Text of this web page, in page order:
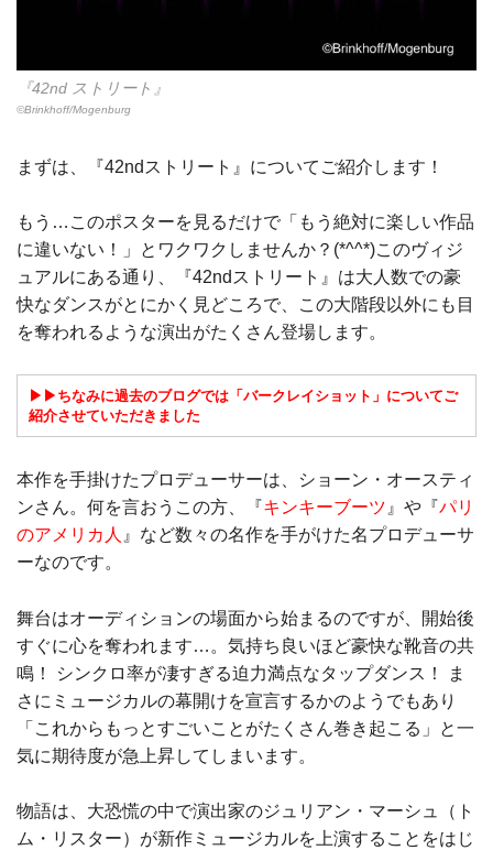
『42nd ストリート』
©Brinkhoff/Mogenburg
まずは、『42ndストリート』についてご紹介します！
もう…このポスターを見るだけで「もう絶対に楽しい作品
に違いない！」とワクワクしませんか？(*^^*)このヴィジ
ュアルにある通り、『42ndストリート』は大人数での豪
快なダンスがとにかく見どころで、この大階段以外にも目
を奪われるような演出がたくさん登場します。
▶︎▶︎ちなみに過去のブログでは「バークレイショット」についてご
紹介させていただきました
本作を手掛けたプロデューサーは、ショーン・オースティ
ンさん。何を言おうこの方、『キンキーブーツ 』や『パリ
のアメリカ人 』など数々の名作を手がけた名プロデューサ
ーなのです。
舞台はオーディションの場面から始まるのですが、開始後
すぐに心を奪われます…。気持ち良いほど豪快な靴音の共
鳴！ シンクロ率が凄すぎる迫力満点なタップダンス！ ま
さにミュージカルの幕開けを宣言するかのようでもあり
「これからもっとすごいことがたくさん巻き起こる」と一
気に期待度が急上昇してしまいます。
物語は、大恐慌の中で演出家のジュリアン・マーシュ（ト
ム・リスター）が新作ミュージカルを上演することをはじ